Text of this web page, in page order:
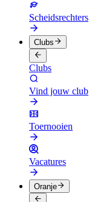
Scheidsrechters
Clubs
Clubs
Vind jouw club
Toernooien
Vacatures
Oranje